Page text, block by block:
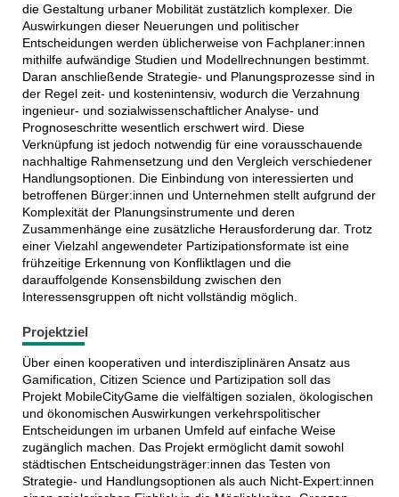
die Gestaltung urbaner Mobilität zustätzlich komplexer. Die
Auswirkungen dieser Neuerungen und politischer
Entscheidungen werden üblicherweise von Fachplaner:innen
mithilfe aufwändige Studien und Modellrechnungen bestimmt.
Daran anschließende Strategie- und Planungsprozesse sind in
der Regel zeit- und kostenintensiv, wodurch die Verzahnung
ingenieur- und sozialwissenschaftlicher Analyse- und
Prognoseschritte wesentlich erschwert wird. Diese
Verknüpfung ist jedoch notwendig für eine vorausschauende
nachhaltige Rahmensetzung und den Vergleich verschiedener
Handlungsoptionen. Die Einbindung von interessierten und
betroffenen Bürger:innen und Unternehmen stellt aufgrund der
Komplexität der Planungsinstrumente und deren
Zusammenhänge eine zusätzliche Herausforderung dar. Trotz
einer Vielzahl angewendeter Partizipationsformate ist eine
frühzeitige Erkennung von Konfliktlagen und die
darauffolgende Konsensbildung zwischen den
Interessensgruppen oft nicht vollständig möglich.
Projektziel
Über einen kooperativen und interdisziplinären Ansatz aus
Gamification, Citizen Science und Partizipation soll das
Projekt MobileCityGame die vielfältigen sozialen, ökologischen
und ökonomischen Auswirkungen verkehrspolitischer
Entscheidungen im urbanen Umfeld auf einfache Weise
zugänglich machen. Das Projekt ermöglicht damit sowohl
städtischen Entscheidungsträger:innen das Testen von
Strategie- und Handlungsoptionen als auch Nicht-Expert:innen